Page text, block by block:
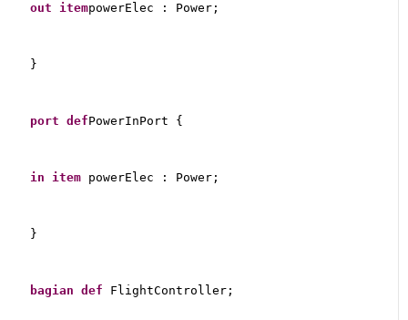
out itempowerElec : Power;
}
port defPowerInPort {
in item powerElec : Power;
}
bagian def FlightController;